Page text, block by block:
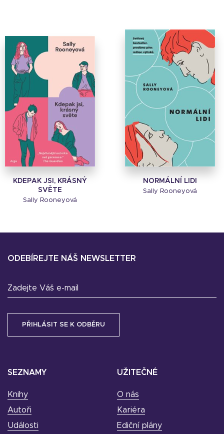
KDEPAK JSI, KRÁSNÝ
SVĚTE
Sally Rooneyová
NORMÁLNÍ LIDI
Sally Rooneyová
SEZNAMY
Knihy
Autoři
Události
UŽITEČNÉ
O nás
Kariéra
Ediční plány
ODEBÍREJTE NÁŠ NEWSLETTER
Zadejte Váš e-mail